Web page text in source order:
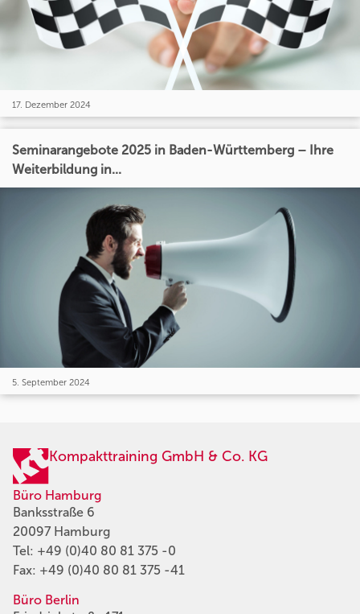
17. Dezember 2024
Seminarangebote 2025 in Baden-Württemberg – Ihre
Weiterbildung in...
5. September 2024
Kompakttraining GmbH & Co. KG
Büro Hamburg
Banksstraße 6
20097 Hamburg
Tel: +49 (0)40 80 81 375 -0
Fax: +49 (0)40 80 81 375 -41
Büro Berlin